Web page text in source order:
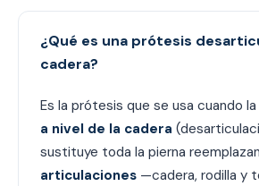
¿Qué es una prótesis
cadera?
Es la prótesis que se usa cuando
a nivel de la cadera
sustituye toda la pierna
articulaciones —cadera, rodilla y